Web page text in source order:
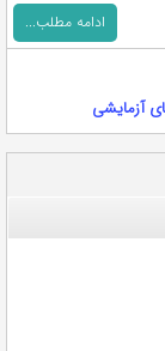
ادامه مطلب...
آزمایشی